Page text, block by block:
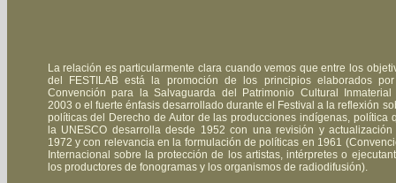
La relación es particularmente clara cuando vemos que entre los
del FESTILAB está la promoción de los principios elaborados
Convención para la Salvaguarda del Patrimonio Cultural Inmaterial
2003 o el fuerte énfasis desarrollado durante el Festival a la reflexión
políticas del Derecho de Autor de las producciones indígenas, política
la UNESCO desarrolla desde 1952 con una revisión y actualización
1972 y con relevancia en la formulación de políticas en 1961
Internacional sobre la protección de los artistas, intérpretes o
los productores de fonogramas y los organismos de radiodifusión).